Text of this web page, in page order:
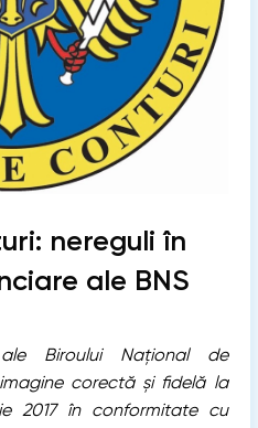
nereguli în
ale BNS
Biroului Național de
corectă și fidelă la
2017 în conformitate cu